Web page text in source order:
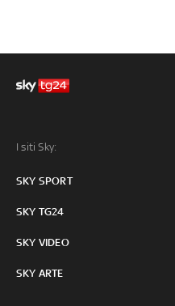
I siti Sky:
SKY SPORT
SKY TG24
SKY VIDEO
SKY ARTE